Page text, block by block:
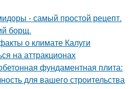
- самый простой рецепт.
борщ.
о климате Калуги
на аттракционах
фундаментная плита:
для вашего строительства